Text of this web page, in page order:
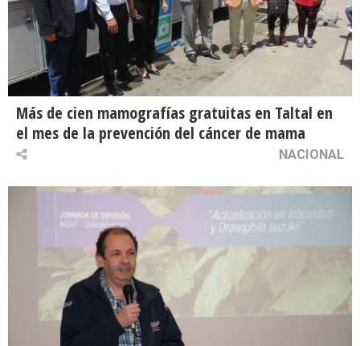
Más de cien mamografías gratuitas en Taltal en
el mes de la prevención del cáncer de mama
NACIONAL